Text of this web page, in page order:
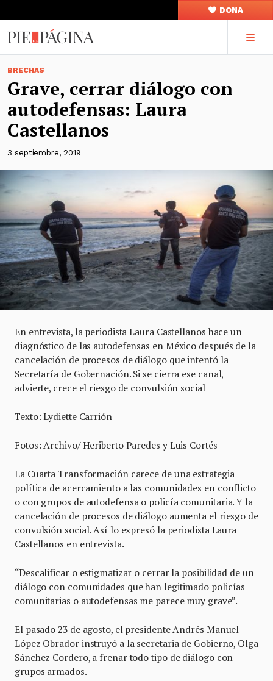
DONA
BRECHAS
Grave, cerrar diálogo con
autodefensas: Laura
Castellanos
3 septiembre, 2019
En entrevista, la periodista Laura Castellanos hace un
diagnóstico de las autodefensas en México después de la
cancelación de procesos de diálogo que intentó la
Secretaría de Gobernación. Si se cierra ese canal,
advierte, crece el riesgo de convulsión social
Texto: Lydiette Carrión
Fotos: Archivo/ Heriberto Paredes y Luis Cortés
La Cuarta Transformación carece de una estrategia
política de acercamiento a las comunidades en conflicto
o con grupos de autodefensa o policía comunitaria. Y la
cancelación de procesos de diálogo aumenta el riesgo de
convulsión social. Así lo expresó la periodista Laura
Castellanos en entrevista.
“Descalificar o estigmatizar o cerrar la posibilidad de un
diálogo con comunidades que han legitimado policías
comunitarias o autodefensas me parece muy grave”.
El pasado 23 de agosto, el presidente Andrés Manuel
López Obrador instruyó a la secretaria de Gobierno, Olga
Sánchez Cordero, a frenar todo tipo de diálogo con
grupos armados.